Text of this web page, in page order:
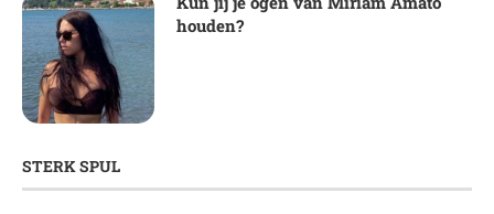
houden?
STERK SPUL